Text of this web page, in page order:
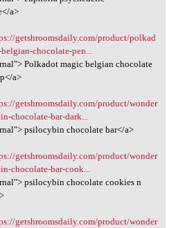
a>
getshroomsdaily.com/product/polkad
chocolate-pen...
Polkadot magic belgian chocolate
a>
getshroomsdaily.com/product/wonder
chocolate-bar-dark...
psilocybin chocolate bar</a>
getshroomsdaily.com/product/wonder
chocolate-bar-cook...
psilocybin chocolate cookies n
getshroomsdaily.com/product/wonder